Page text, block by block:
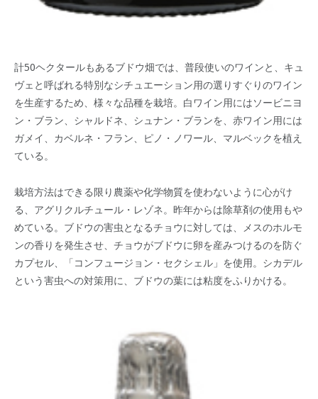
計50ヘクタールもあるブドウ畑では、普段使いのワインと、キュ
ヴェと呼ばれる特別なシチュエーション用の選りすぐりのワイン
を生産するため、様々な品種を栽培。白ワイン用にはソービニヨ
ン・ブラン、シャルドネ、シュナン・ブランを、赤ワイン用には
ガメイ、カベルネ・フラン、ピノ・ノワール、マルベックを植え
ている。
栽培方法はできる限り農薬や化学物質を使わないように心がけ
る、アグリクルチュール・レゾネ。昨年からは除草剤の使用もや
めている。ブドウの害虫となるチョウに対しては、メスのホルモ
ンの香りを発生させ、チョウがブドウに卵を産みつけるのを防ぐ
カプセル、「コンフュージョン・セクシェル」を使用。シカデル
という害虫への対策用に、ブドウの葉には粘度をふりかける。